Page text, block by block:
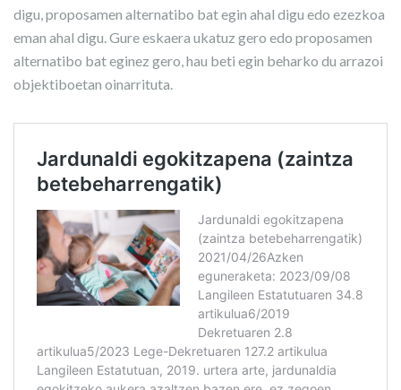
digu, proposamen alternatibo bat egin ahal digu edo ezezkoa
eman ahal digu. Gure eskaera ukatuz gero edo proposamen
alternatibo bat eginez gero, hau beti egin beharko du arrazoi
objektiboetan oinarrituta.